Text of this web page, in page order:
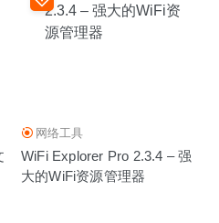
网络工具
WiFi Explorer Pro 2.3.4 – 强
大的WiFi资源管理器
中文版-世界上最高级的广告过